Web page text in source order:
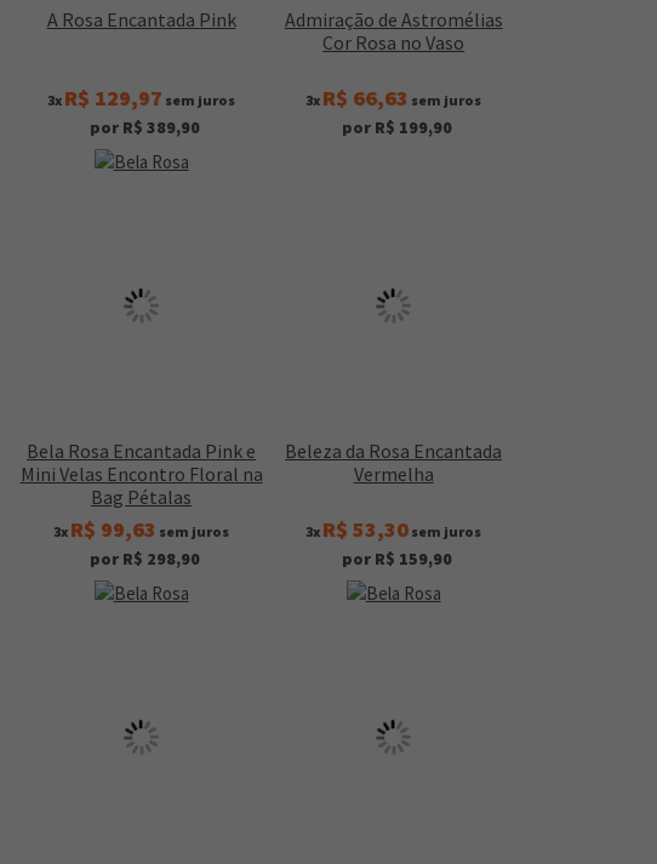
A Rosa Encantada Pink
3x R$ 129,97 sem juros
por R$ 389,90
Admiração de Astromélias
Cor Rosa no Vaso
3x R$ 66,63 sem juros
por R$ 199,90
Bela Rosa Encantada Pink e
Mini Velas Encontro Floral na
Bag Pétalas
3x R$ 99,63 sem juros
por R$ 298,90
Beleza da Rosa Encantada
Vermelha
3x R$ 53,30 sem juros
por R$ 159,90